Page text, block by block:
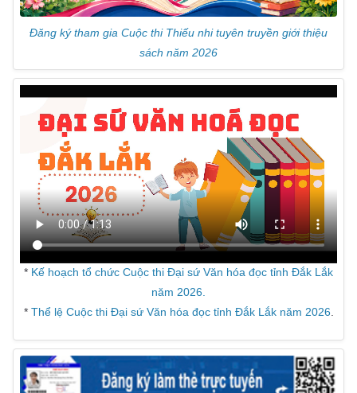
Đăng ký tham gia Cuộc thi Thiếu nhi tuyên truyền giới thiệu
sách năm 2026
* Kế hoạch tổ chức Cuộc thi Đại sứ Văn hóa đọc tỉnh Đắk Lắk
năm 2026.
* Thể lệ Cuộc thi Đại sứ Văn hóa đọc tỉnh Đắk Lắk năm 2026.